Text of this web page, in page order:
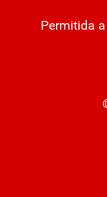
Permitida